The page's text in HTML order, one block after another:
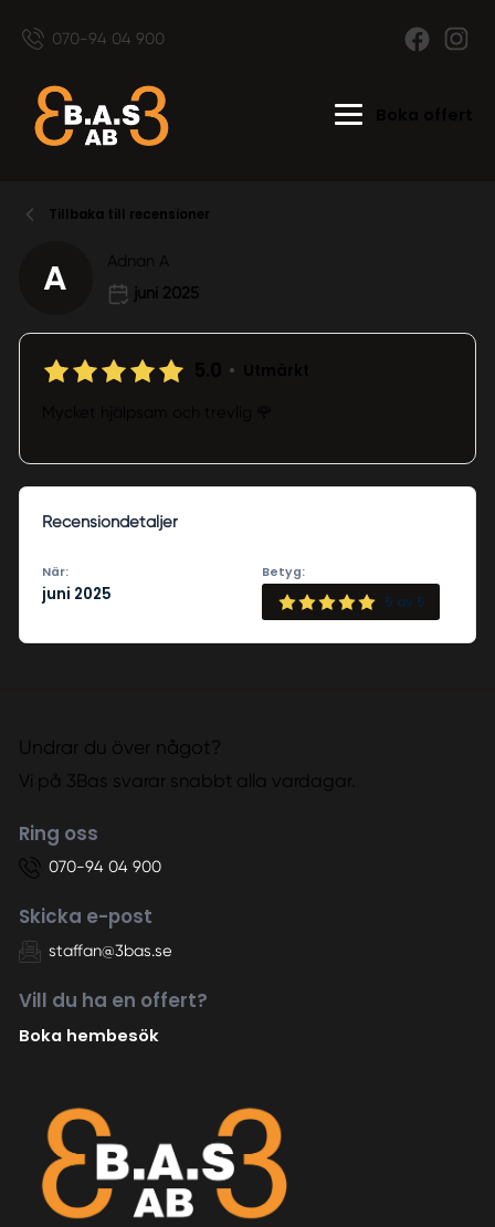
070-94 04 900
Tillbaka till recensioner
A
Adnan A
juni 2025
•
Recensiondetaljer
När:
juni 2025
Betyg:
5 av 5
Undrar du över något?
Vi på 3Bas svarar snabbt alla vardagar.
Ring oss
070-94 04 900
Skicka e-post
staffan@3bas.se
Vill du ha en offert?
Boka hembesök